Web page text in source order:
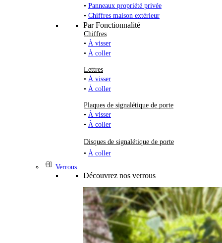
• Panneaux propriété privée
• Chiffres maison extérieur
Par Fonctionnalité
Chiffres
• À visser
• À coller
Lettres
• À visser
• À coller
Plaques de signalétique de porte
• À visser
• À coller
Disques de signalétique de porte
• À coller
Verrous
Découvrez nos verrous